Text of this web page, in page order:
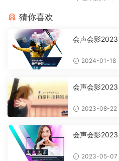
猜你喜欢
会声会影
2024-01-18
会声会影
2023-08-22
会声会影
2023-05-07